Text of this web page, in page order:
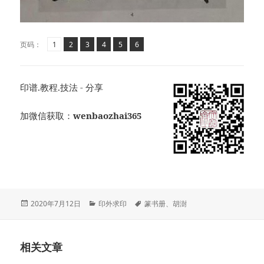
页码： 页1 ,
页
2 ,
页
3 ,
页
4 ,
页
5 ,
页
6
印谱.教程.技法 - 分享
加微信获取：wenbaozhai365
发
2020年7月12日
分
印外求印
标
篆书册、胡澍
相关文章